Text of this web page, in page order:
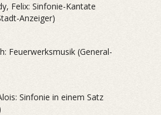
Felix: Sinfonie-Kantate
Anzeiger)
Feuerwerksmusik (General-
Sinfonie in einem Satz